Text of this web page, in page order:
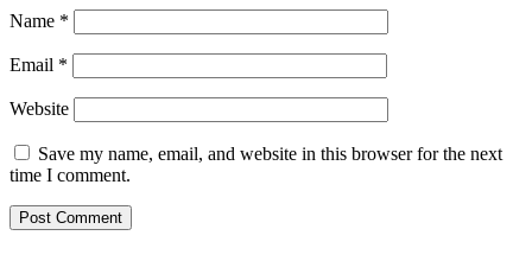
Name *
Email *
Website
Save my name, email, and website in this browser for the next
time I comment.